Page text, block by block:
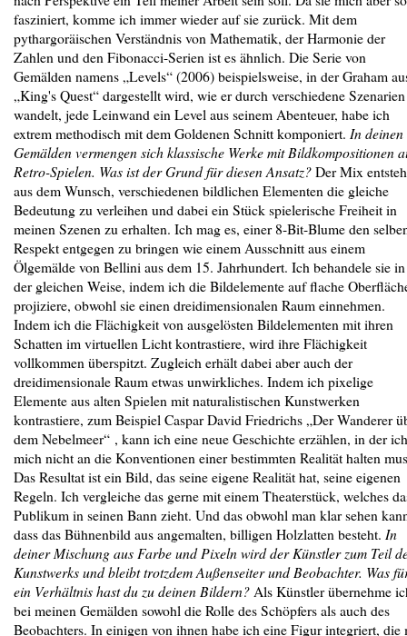
fasziniert, komme ich immer wieder auf sie zurück. Mit dem
pythargoräischen Verständnis von Mathematik, der Harmonie der
Zahlen und den Fibonacci-Serien ist es ähnlich. Die Serie von
Gemälden namens „Levels“ (2006) beispielsweise, in der Graham
„King's Quest“ dargestellt wird, wie er durch verschiedene Szenarien
wandelt, jede Leinwand ein Level aus seinem Abenteuer, habe ich
extrem methodisch mit dem Goldenen Schnitt komponiert. In deinen
Gemälden vermengen sich klassische Werke mit Bildkompositionen
Retro-Spielen. Was ist der Grund für diesen Ansatz?Der Mix
aus dem Wunsch, verschiedenen bildlichen Elementen die gleiche
Bedeutung zu verleihen und dabei ein Stück spielerische Freiheit in
meinen Szenen zu erhalten. Ich mag es, einer 8-Bit-Blume den
Respekt entgegen zu bringen wie einem Ausschnitt aus einem
Ölgemälde von Bellini aus dem 15. Jahrhundert. Ich behandele sie in
der gleichen Weise, indem ich die Bildelemente auf flache
projiziere, obwohl sie einen dreidimensionalen Raum einnehmen.
Indem ich die Flächigkeit von ausgelösten Bildelementen mit ihren
Schatten im virtuellen Licht kontrastiere, wird ihre Flächigkeit
vollkommen überspitzt. Zugleich erhält dabei aber auch der
dreidimensionale Raum etwas unwirkliches. Indem ich pixelige
Elemente aus alten Spielen mit naturalistischen Kunstwerken
kontrastiere, zum Beispiel Caspar David Friedrichs „Der Wanderer
dem Nebelmeer“ , kann ich eine neue Geschichte erzählen, in der ich
mich nicht an die Konventionen einer bestimmten Realität halten
Das Resultat ist ein Bild, das seine eigene Realität hat, seine eigenen
Regeln. Ich vergleiche das gerne mit einem Theaterstück, welches
Publikum in seinen Bann zieht. Und das obwohl man klar sehen
dass das Bühnenbild aus angemalten, billigen Holzlatten besteht. In
deiner Mischung aus Farbe und Pixeln wird der Künstler zum Teil
Kunstwerks und bleibt trotzdem Außenseiter und Beobachter. Was
ein Verhältnis hast du zu deinen Bildern? Als Künstler übernehme
bei meinen Gemälden sowohl die Rolle des Schöpfers als auch des
Beobachters. In einigen von ihnen habe ich eine Figur integriert, die